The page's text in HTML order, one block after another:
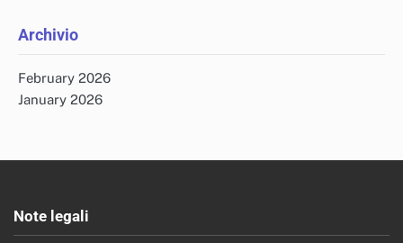
Archivio
February 2026
January 2026
Note legali